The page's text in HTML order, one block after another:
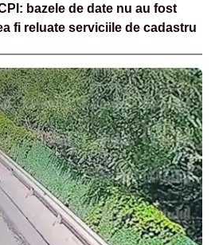
bazele de date nu au fost
fi reluate serviciile de cadastru